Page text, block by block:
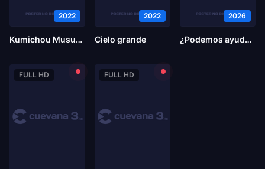
2022
Kumichou Musume to Sewagakarii
2022
Cielo grande
2026
¿Podemos ayudar?
FULL HD FULL HD